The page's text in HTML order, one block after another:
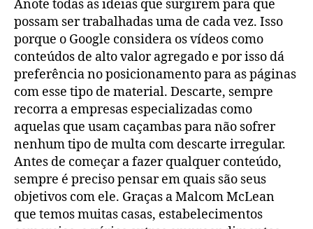
Anote todas as ideias que surgirem para que
possam ser trabalhadas uma de cada vez. Isso
porque o Google considera os vídeos como
conteúdos de alto valor agregado e por isso dá
preferência no posicionamento para as páginas
com esse tipo de material. Descarte, sempre
recorra a empresas especializadas como
aquelas que usam caçambas para não sofrer
nenhum tipo de multa com descarte irregular.
Antes de começar a fazer qualquer conteúdo,
sempre é preciso pensar em quais são seus
objetivos com ele. Graças a Malcom McLean
que temos muitas casas, estabelecimentos